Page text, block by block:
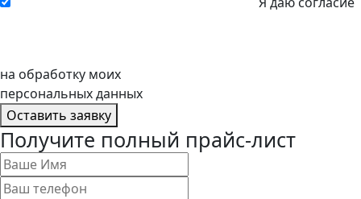
на обработку моих
персональных данных
Оставить заявку
Получите полный прайс-лист